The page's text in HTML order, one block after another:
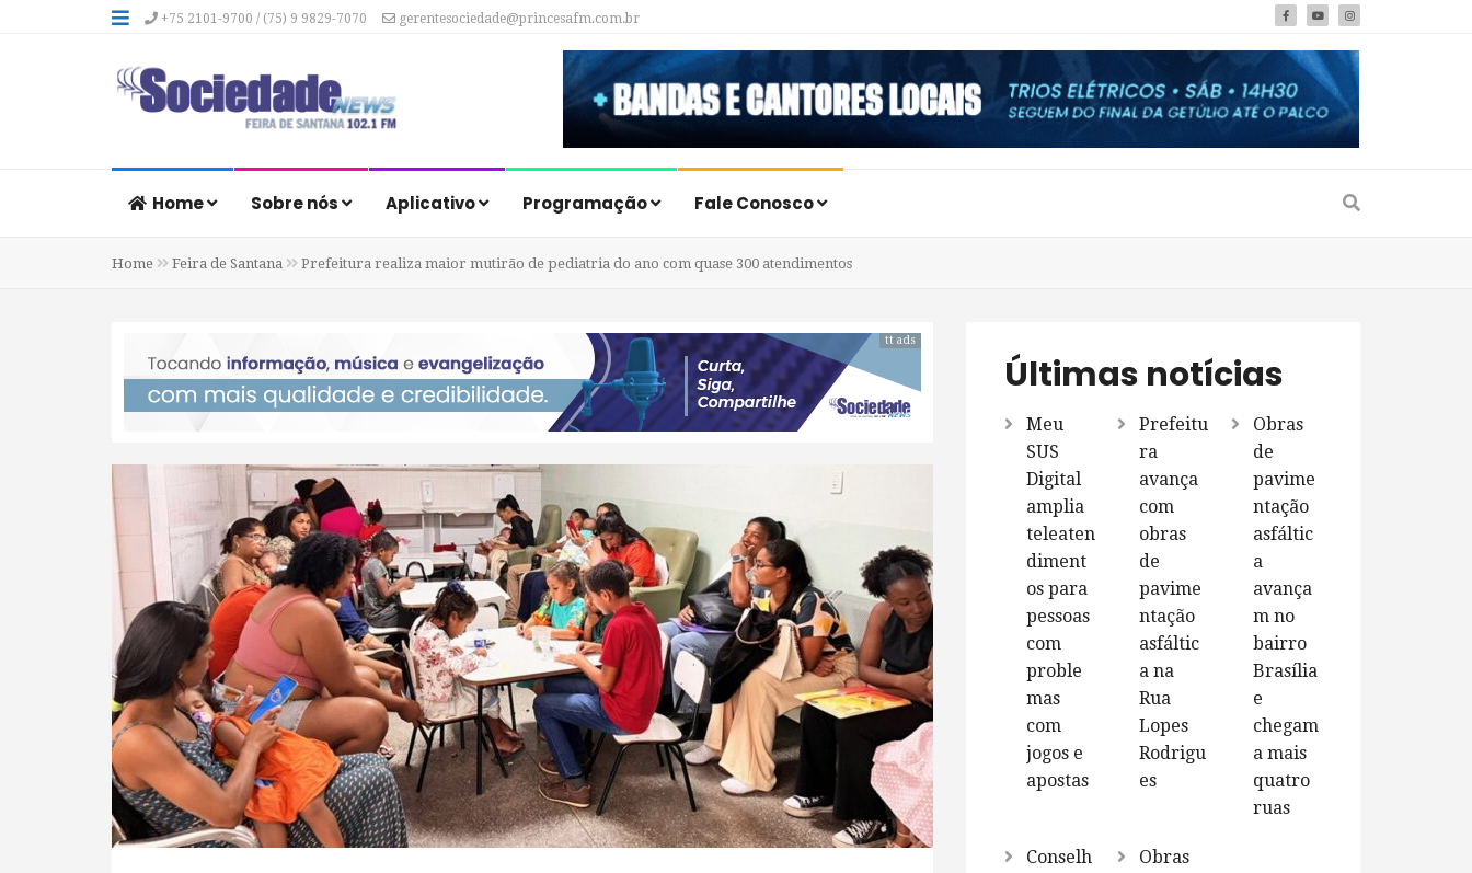
+75 2101-9700 / (75) 9 9829-7070 gerentesociedade@princesafm.com.br
Home Sobre nós Aplicativo Programação Fale Conosco
Home Feira de Santana Prefeitura realiza maior mutirão de pediatria do ano com quase 300 atendimentos
tt ads
Últimas notícias
Meu
SUS
Digital
amplia
teleaten
diment
os para
pessoas
com
proble
mas
com
jogos e
apostas
Prefeitu
ra
avança
com
obras
de
pavime
ntação
asfáltic
a na
Rua
Lopes
Rodrigu
es
Obras
de
pavime
ntação
asfáltic
a
avança
m no
bairro
Brasília
e
chegam
a mais
quatro
ruas
Conselh
Obras